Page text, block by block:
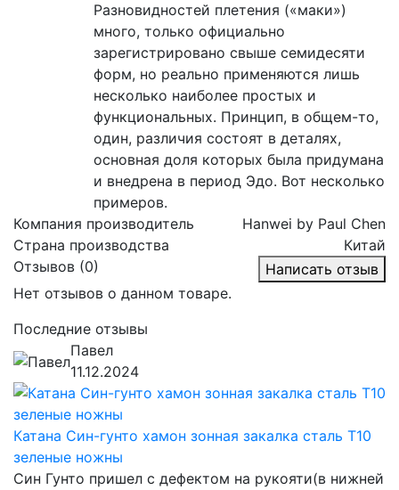
Разновидностей плетения («маки»)
много, только официально
зарегистрировано свыше семидесяти
форм, но реально применяются лишь
несколько наиболее простых и
функциональных. Принцип, в общем-то,
один, различия состоят в деталях,
основная доля которых была придумана
и внедрена в период Эдо. Вот несколько
примеров.
Компания производитель
Hanwei by Paul Chen
Страна производства
Китай
Отзывов (0)
Написать отзыв
Нет отзывов о данном товаре.
Последние отзывы
Павел
11.12.2024
Катана Син-гунто хамон зонная закалка сталь T10
зеленые ножны
Син Гунто пришел с дефектом на рукояти(в нижней